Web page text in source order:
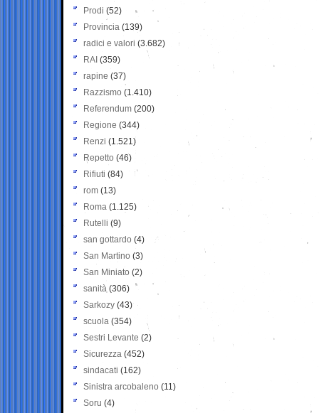
Prodi (52)
Provincia (139)
radici e valori (3.682)
RAI (359)
rapine (37)
Razzismo (1.410)
Referendum (200)
Regione (344)
Renzi (1.521)
Repetto (46)
Rifiuti (84)
rom (13)
Roma (1.125)
Rutelli (9)
san gottardo (4)
San Martino (3)
San Miniato (2)
sanità (306)
Sarkozy (43)
scuola (354)
Sestri Levante (2)
Sicurezza (452)
sindacati (162)
Sinistra arcobaleno (11)
Soru (4)